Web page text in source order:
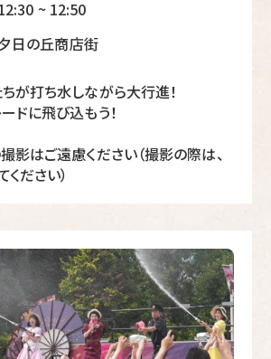
~ 12:50
日の丘商店街
が打ち水しながら大行進！
ドに飛び込もう！
影はご遠慮ください（撮影の際は、
ださい）